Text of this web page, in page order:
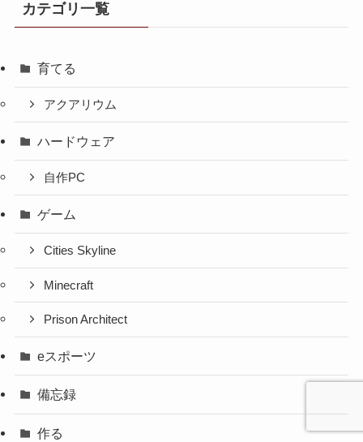
カテゴリ一覧
育てる
アクアリウム
ハードウェア
自作PC
ゲーム
Cities Skyline
Minecraft
Prison Architect
eスポーツ
備忘録
作る